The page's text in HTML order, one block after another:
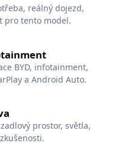
reálný dojezd,
pro tento model.
BYD, infotainment,
a Android Auto.
prostor, světla,